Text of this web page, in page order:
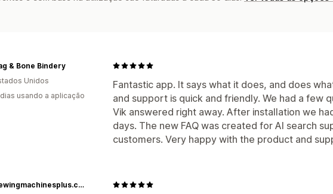
Fantastic app. It says what it does, and does
and support is quick and friendly. We had a few
Vik answered right away. After installation we
days. The new FAQ was created for AI search
customers. Very happy with the product and
& Bone Bindery
Unidos
usando a aplicação
Sewingmachinesplus.com